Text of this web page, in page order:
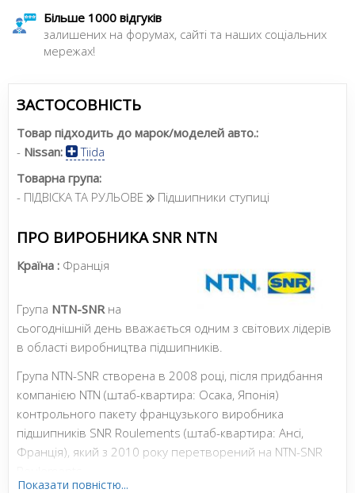
Більше 1000 відгуків
залишених на форумах, сайті та наших соціальних
мережах!
ЗАСТОСОВНІСТЬ
Товар підходить до марок/моделей авто.:
- Nissan:
Tiida
Товарна група:
- ПІДВІСКА ТА РУЛЬОВЕ
Підшипники ступиці
ПРО ВИРОБНИКА SNR NTN
Країна : Франція
Група NTN-SNR на
сьогоднішній день вважається одним з світових лідерів
в області виробництва підшипників.
Група NTN-SNR створена в 2008 році, після придбання
компанією NTN (штаб-квартира: Осака, Японія)
контрольного пакету французького виробника
підшипників SNR Roulements (штаб-квартира: Ансі,
Франція), який з 2010 року перетворений на NTN-SNR
Показати повністю...